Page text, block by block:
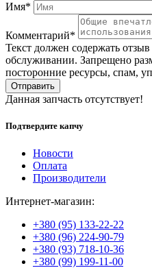
Имя*
Комментарий*
Текст должен содержать
обслуживании. Запрещено
посторонние ресурсы, спам,
Отправить
Данная запчасть отсутствует!
Подтвердите капчу
Новости
Оплата
Производители
Интернет-магазин:
+380 (95) 133-22-22
+380 (96) 224-90-79
+380 (93) 718-10-36
+380 (99) 199-11-00